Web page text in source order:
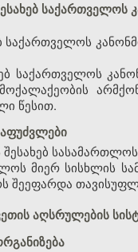
საქართველოს
საქართველოს
საქართველოს
წესით.
მიერ სისხლის
შეეფარდა
აღსრულების